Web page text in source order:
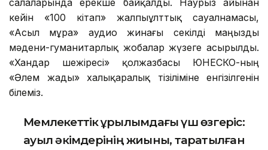
кейін «100 кітап» жалпыұлттық сауалнамасы,
«Асыл мұра» аудио жинағы секілді маңызды
мәдени-гуманитарлық жобалар жүзеге асырылды.
«Хандар шежіресі» қолжазбасы ЮНЕСКО-ның
«Әлем жады» халықаралық тізіліміне енгізілгенін
білеміз.
Мемлекеттік құрылымдағы үш өзгеріс:
ауыл әкімдерінің жиыны, таратылған